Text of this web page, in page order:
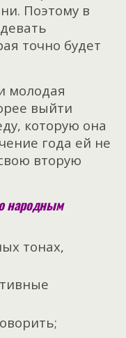
Поэтому в
точно будет
молодая
выйти
которую она
года ей не
вторую
народным
тонах,